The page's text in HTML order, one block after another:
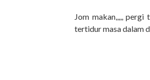
Jom makan,,,,,
tertidur masa dalam